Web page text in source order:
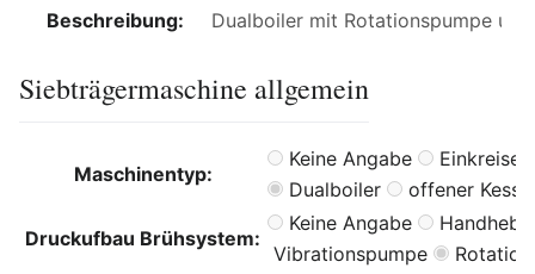
Beschreibung:
Siebträgermaschine allgemein
Maschinentyp:
Keine Angabe
Einkreiser
Dualboiler
offener Kessel
Druckufbau Brühsystem:
Keine Angabe
Handhebel
Vibrationspumpe